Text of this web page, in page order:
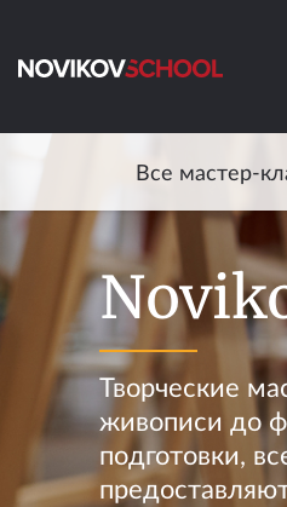
Все мастер-
Творческие
живописи до
подготовки,